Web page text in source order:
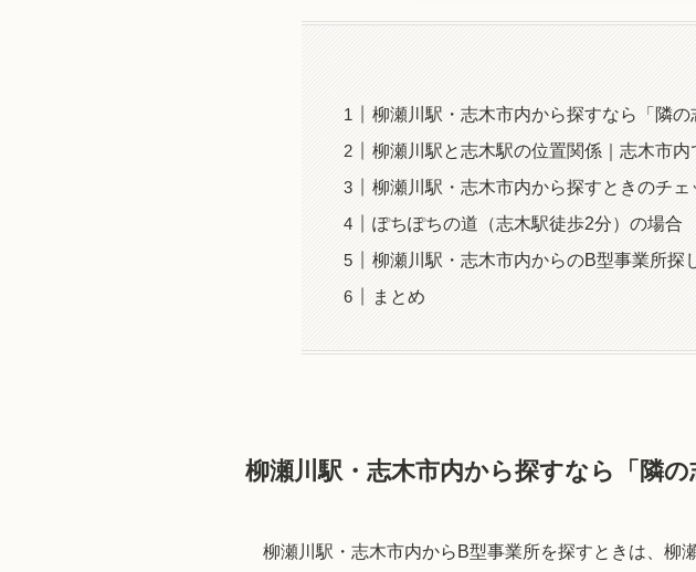
柳瀬川駅・志木市内から探すなら「隣
柳瀬川駅と志木駅の位置関係｜志木市
柳瀬川駅・志木市内から探すときのチェ
ぽちぽちの道（志木駅徒歩2分）の場合
柳瀬川駅・志木市内からのB型事業所探
まとめ
柳瀬川駅・志木市内から探すなら「隣
柳瀬川駅・志木市内からB型事業所を探すときは、柳